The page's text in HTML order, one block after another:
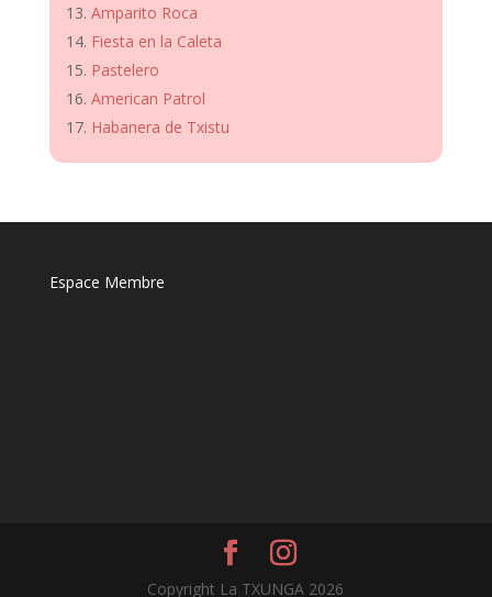
Amparito Roca
Fiesta en la Caleta
Pastelero
American Patrol
Habanera de Txistu
Espace Membre
Copyright La TXUNGA 2026